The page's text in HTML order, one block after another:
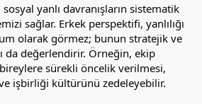
yanlı davranışların sistematik
sağlar. Erkek perspektifi, yanlılığı
olarak görmez; bunun stratejik ve
da değerlendirir. Örneğin, ekip
sürekli öncelik verilmesi,
işbirliği kültürünü zedeleyebilir.